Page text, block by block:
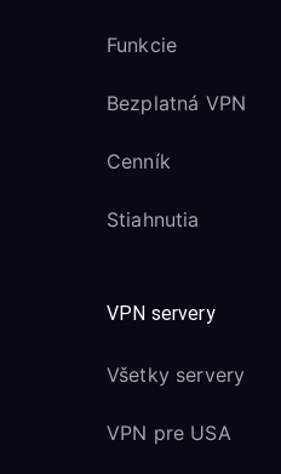
Funkcie
Bezplatná VPN
Cenník
Stiahnutia
VPN servery
Všetky servery
VPN pre USA